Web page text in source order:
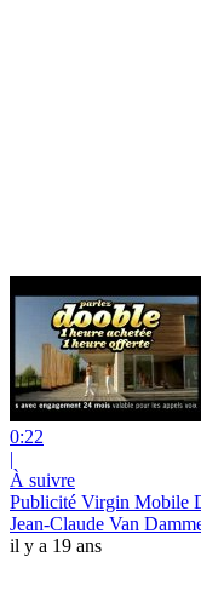
0:22
|
À suivre
Publicité Virgin Mobile
Jean-Claude Van
il y a 19 ans